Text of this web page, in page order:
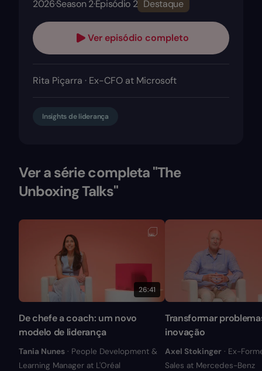
2026·Season 2·Episódio 2 Destaque
Ver episódio completo
Rita Piçarra · Ex-CFO at Microsoft
Insights de liderança
Ver a série completa "The
Unboxing Talks"
26:41
De chefe a coach: um novo
modelo de liderança
Tania Nunes · People Development &
Learning Manager at L'Oréal
Transformar
inovação
Axel Stokinger · Ex-
Sales at Mercedes-Benz